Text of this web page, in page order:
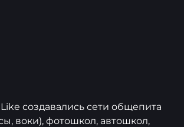
создавались сети общепита
воки), фотошкол, автошкол,